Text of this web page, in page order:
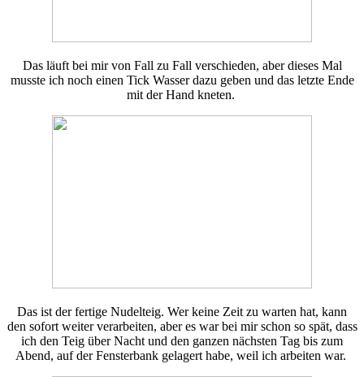
Das läuft bei mir von Fall zu Fall verschieden, aber dieses Mal
musste ich noch einen Tick Wasser dazu geben und das letzte Ende
mit der Hand kneten.
Das ist der fertige Nudelteig. Wer keine Zeit zu warten hat, kann
den sofort weiter verarbeiten, aber es war bei mir schon so spät, dass
ich den Teig über Nacht und den ganzen nächsten Tag bis zum
Abend, auf der Fensterbank gelagert habe, weil ich arbeiten war.